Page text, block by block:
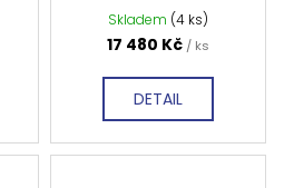
2000x900 mm, černá
profilovaná
Skladem (4 ks)
17 480 Kč / ks
DETAIL